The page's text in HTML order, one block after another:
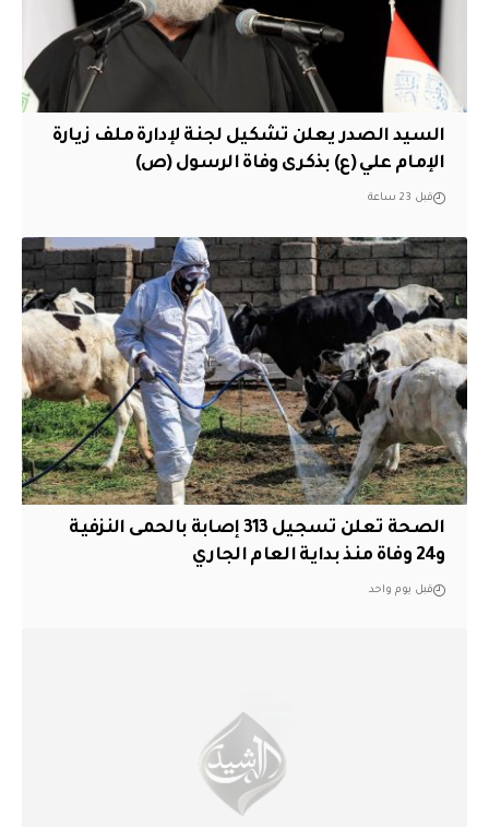
السيد الصدر يعلن تشكيل لجنة لإدارة ملف زيارة
الإمام علي (ع) بذكرى وفاة الرسول (ص)
قبل 23 ساعة
الصحة تعلن تسجيل 313 إصابة بالحمى النزفية
و24 وفاة منذ بداية العام الجاري
قبل يوم واحد